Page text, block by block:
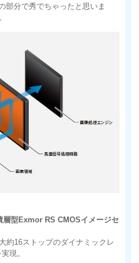
部分で秀でちゃったと思いま
層型Exmor RS CMOSイメージセ
約16ストップのダイナミックレ
現。